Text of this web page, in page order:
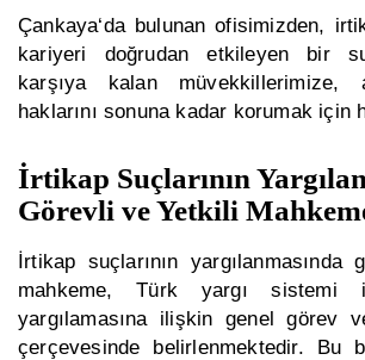
Çankaya‘da bulunan ofisimizden,
kariyeri doğrudan etkileyen bir
karşıya kalan müvekkillerimize,
haklarını sonuna kadar korumak için
İrtikap Suçlarının
Görevli ve Yetkili
İrtikap suçlarının
mahkeme, Türk yargı sistemi
yargılamasına ilişkin genel görev
çerçevesinde belirlenmektedir. Bu